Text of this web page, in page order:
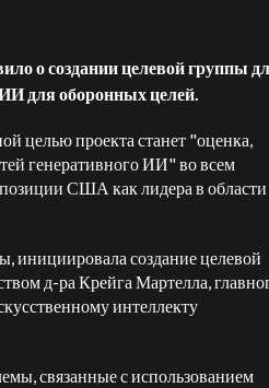
о создании целевой группы
для оборонных целей.
целью проекта станет "оценка,
генеративного ИИ" во всем
США как лидера в области
инициировала создание целевой
д-ра Крейга Мартелла,
интеллекту
связанные с использованием